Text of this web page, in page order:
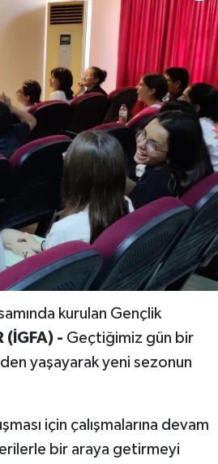
kurulan Gençlik
(İGFA) - Geçtiğimiz gün bir
yaşayarak yeni sezonun
için çalışmalarına devam
bir araya getirmeyi